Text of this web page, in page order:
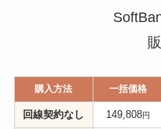
購入方法 一括価格
回線契約なし 149,808円